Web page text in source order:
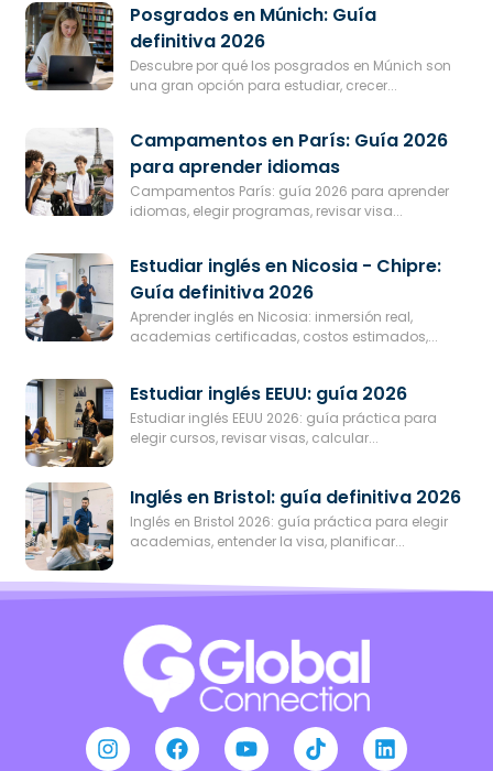
Posgrados en Múnich: Guía
definitiva 2026
Descubre por qué los posgrados en Múnich son
una gran opción para estudiar, crecer...
Campamentos en París: Guía 2026
para aprender idiomas
Campamentos París: guía 2026 para aprender
idiomas, elegir programas, revisar visa...
Estudiar inglés en Nicosia - Chipre:
Guía definitiva 2026
Aprender inglés en Nicosia: inmersión real,
academias certificadas, costos estimados,...
Estudiar inglés EEUU: guía 2026
Estudiar inglés EEUU 2026: guía práctica para
elegir cursos, revisar visas, calcular...
Inglés en Bristol: guía definitiva 2026
Inglés en Bristol 2026: guía práctica para elegir
academias, entender la visa, planificar...